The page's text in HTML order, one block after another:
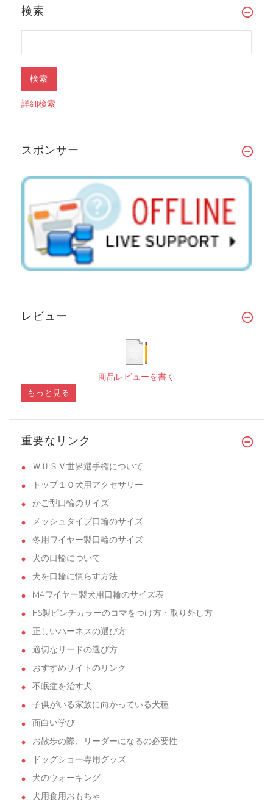
検索
詳細検索
スポンサー
レビュー
商品レビューを書く
もっと見る
重要なリンク
ＷＵＳＶ世界選手権について
トップ１０犬用アクセサリー
かご型口輪のサイズ
メッシュタイプ口輪のサイズ
冬用ワイヤー製口輪のサイズ
犬の口輪について
犬を口輪に慣らす方法
M4ワイヤー製犬用口輪のサイズ表
HS製ピンチカラーのコマをつけ方・取り外し方
正しいハーネスの選び方
適切なリードの選び方
おすすめサイトのリンク
不眠症を治す犬
子供がいる家族に向かっている犬種
面白い学び
お散歩の際、リーダーになるの必要性
ドッグショー専用グッズ
犬のウォーキング
犬用食用おもちゃ